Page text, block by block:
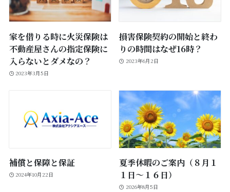
家を借りる時に火災保険は
不動産屋さんの指定保険に
入らないとダメなの？
2023年3月5日
損害保険契約の開始と終わ
りの時間はなぜ16時？
2023年6月2日
補償と保障と保証
2024年10月22日
夏季休暇のご案内（８月１
１日～１６日）
2026年8月5日